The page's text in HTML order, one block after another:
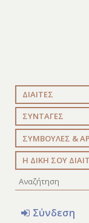
ΔΙΑΙΤΕΣ
ΣΥΝΤΑΓΕΣ
ΣΥΜΒΟΥΛΕΣ &
Η ΔΙΚΗ ΣΟΥ
Σύνδεση